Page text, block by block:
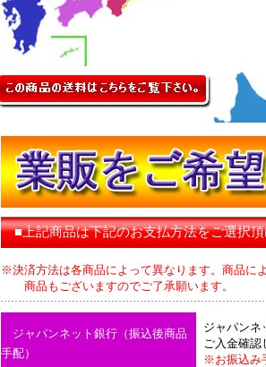
■上記商品は下記のお支払方法をご選択
※決済方法は各商品によって異なります。商品に
商品もございますのでご了承願います。
ジャパンネット銀行（振込後商品
手配）
ジャパンネ
ご入金確認
※お振込み